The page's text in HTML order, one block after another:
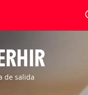
de salida